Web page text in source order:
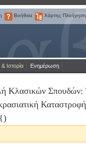
Βοήθεια
Βοήθεια
Χάρτης
Χάρτης
Ιστορία Ενημέρωση
Κλασικών Σπουδών:
Καταστροφή